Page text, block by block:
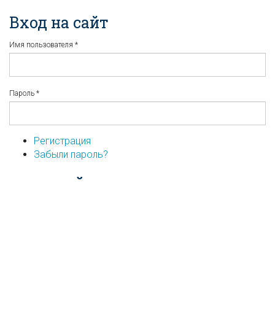
Вход на сайт
Имя пользователя *
Пароль *
Регистрация
Забыли пароль?
...или войдите используя